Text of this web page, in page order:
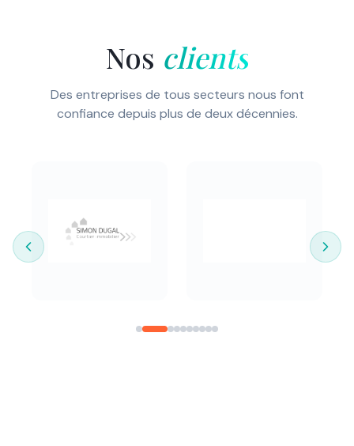
Nos clients
Des entreprises de tous secteurs nous font
confiance depuis plus de deux décennies.